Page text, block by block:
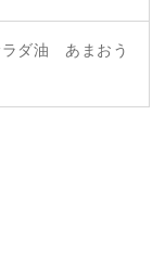
ダ油 あまおう